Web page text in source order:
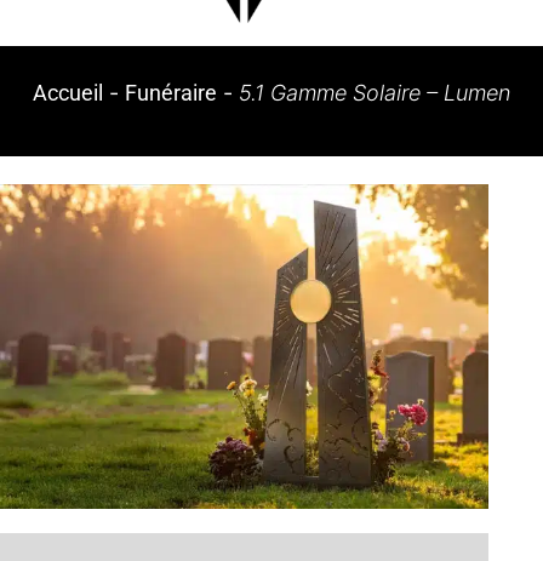
Accueil - Funéraire - 5.1 Gamme Solaire – Lumen